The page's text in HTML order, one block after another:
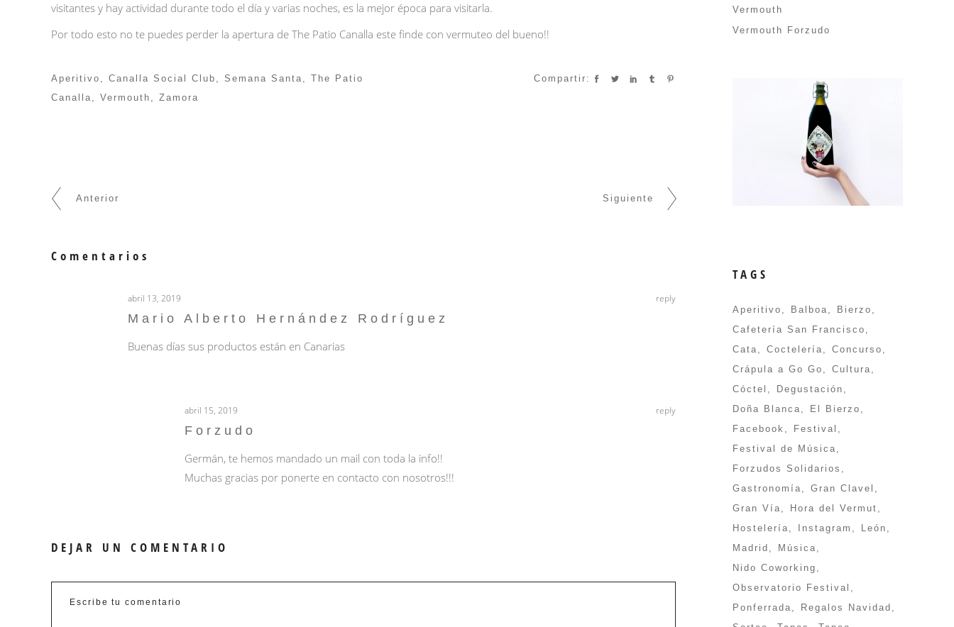
visitantes y hay actividad durante todo el día y varias noches, es la mejor época para visitarla.
Por todo esto no te puedes perder la apertura de The Patio Canalla este finde con vermuteo del bueno!!
Aperitivo , Canalla Social Club , Semana Santa, The Patio
Canalla, Vermouth , Zamora
Compartir:
Anterior Siguiente
Comentarios
abril 13, 2019 reply
Mario Alberto Hernández Rodríguez
Buenas días sus productos están en Canarias
abril 15, 2019 reply
Forzudo
Germán, te hemos mandado un mail con toda la info!!
Muchas gracias por ponerte en contacto con nosotros!!!
DEJAR UN COMENTARIO
Vermouth
Vermouth Forzudo
TAGS
Aperitivo Balboa
Bierzo
Cafetería San Francisco
Cata
Coctelería
Concurso
Crápula a Go Go
Cultura
Cóctel
Degustación
Doña Blanca
El Bierzo
Facebook
Festival
Festival de Música
Forzudos Solidarios
Gastronomía
Gran Clavel
Gran Vía
Hora del Vermut
Hostelería
Instagram
León
Madrid
Música
Nido Coworking
Observatorio Festival
Ponferrada
Regalos Navidad